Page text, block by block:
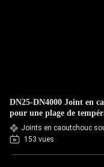
DN25-DN4000 Joint en
pour une plage de
Joints en caoutchouc
153 vues